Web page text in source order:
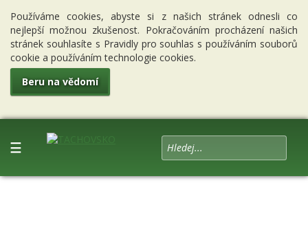
Používáme cookies, abyste si z našich stránek odnesli co
nejlepší možnou zkušenost. Pokračováním procházení našich
stránek souhlasíte s Pravidly pro souhlas s používáním souborů
cookie a používáním technologie cookies.
Beru na vědomí
☰